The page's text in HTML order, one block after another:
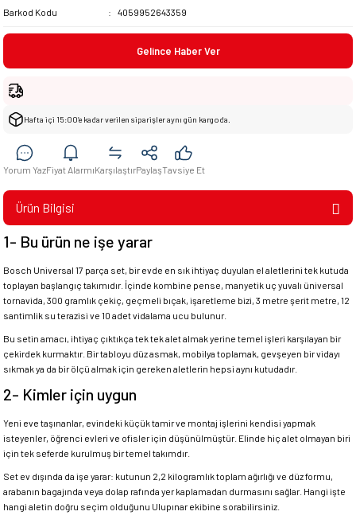
Barkod Kodu
4059952643359
Gelince Haber Ver
Hafta içi 15:00’e kadar verilen siparişler aynı gün kargoda.
Yorum YazFiyat AlarmıKarşılaştırPaylaşTavsiye Et
Ürün Bilgisi
1- Bu ürün ne işe yarar
Bosch Universal 17 parça set, bir evde en sık ihtiyaç duyulan el aletlerini tek kutuda
toplayan başlangıç takımıdır. İçinde kombine pense, manyetik uç yuvalı üniversal
tornavida, 300 gramlık çekiç, geçmeli bıçak, işaretleme bizi, 3 metre şerit metre, 12
santimlik su terazisi ve 10 adet vidalama ucu bulunur.
Bu setin amacı, ihtiyaç çıktıkça tek tek alet almak yerine temel işleri karşılayan bir
çekirdek kurmaktır. Bir tabloyu düz asmak, mobilya toplamak, gevşeyen bir vidayı
sıkmak ya da bir ölçü almak için gereken aletlerin hepsi aynı kutudadır.
2- Kimler için uygun
Yeni eve taşınanlar, evindeki küçük tamir ve montaj işlerini kendisi yapmak
isteyenler, öğrenci evleri ve ofisler için düşünülmüştür. Elinde hiç alet olmayan biri
için tek seferde kurulmuş bir temel takımdır.
Set ev dışında da işe yarar: kutunun 2,2 kilogramlık toplam ağırlığı ve düz formu,
arabanın bagajında veya dolap rafında yer kaplamadan durmasını sağlar. Hangi işte
hangi aletin doğru seçim olduğunu Ulupınar ekibine sorabilirsiniz.